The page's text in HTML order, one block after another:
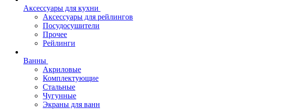
Аксессуары для кухни
Аксессуары для рейлингов
Посудосушители
Прочее
Рейлинги
Ванны
Акриловые
Комплектующие
Стальные
Чугунные
Экраны для ванн